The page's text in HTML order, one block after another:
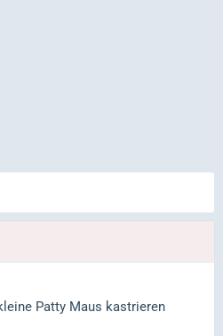
Patty Maus kastrieren